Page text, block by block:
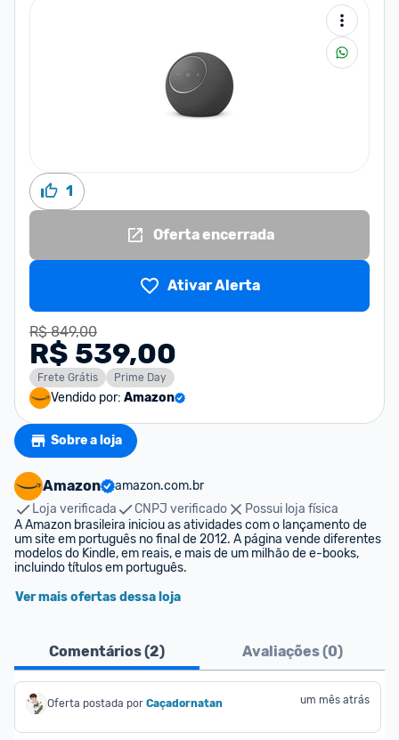
1
Oferta encerrada
Ativar Alerta
R$ 849,00
R$ 539,00
Frete Grátis Prime Day
Vendido por: Amazon
Sobre a loja
Amazon
amazon.com.br
Loja verificada
CNPJ verificado
Possui loja física
A Amazon brasileira iniciou as atividades com o lançamento de
um site em português no final de 2012. A página vende diferentes
modelos do Kindle, em reais, e mais de um milhão de e-books,
incluindo títulos em português.
Ver mais ofertas dessa loja
Comentários (2) Avaliações (0)
Oferta postada por Caçadornatan um mês atrás